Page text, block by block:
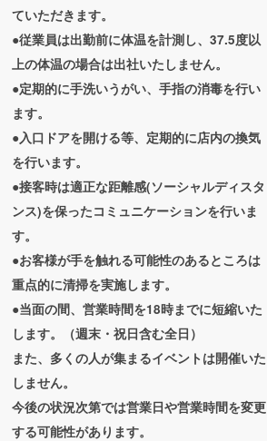
ていただきます。
●従業員は出勤前に体温を計測し、37.5度以
上の体温の場合は出社いたしません。
●定期的に手洗いうがい、手指の消毒を行い
ます。
●入口ドアを開ける等、定期的に店内の換気
を行います。
●接客時は適正な距離感(ソーシャルディスタ
ンス)を保ったコミュニケーションを行いま
す。
●お客様が手を触れる可能性のあるところは
重点的に清掃を実施します。
●当面の間、営業時間を18時までに短縮いた
します。（週末・祝日含む全日）
また、多くの人が集まるイベントは開催いた
しません。
今後の状況次第では営業日や営業時間を変更
する可能性があります。